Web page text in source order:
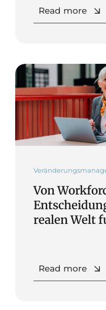
Read more
Von
realen Welt
Read more